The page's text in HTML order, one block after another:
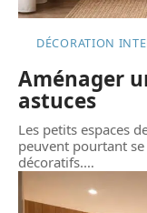
DÉCORATION
Aménager
astuces
Les petits espaces
peuvent pourtant
décoratifs.…